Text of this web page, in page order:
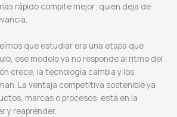
rápido compite mejor; quien deja de
que estudiar era una etapa que
ese modelo ya no responde al ritmo del
crece, la tecnología cambia y los
La ventaja competitiva sostenible ya
marcas o procesos: está en la
y reaprender.